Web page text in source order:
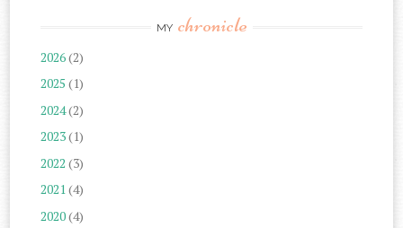
MY chronicle
2026(2)
2025(1)
2024(2)
2023(1)
2022(3)
2021(4)
2020(4)